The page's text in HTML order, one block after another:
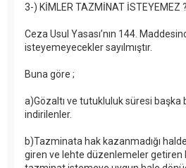
3-) KİMLER TAZMİNAT İSTEYEMEZ ?
Ceza Usul Yasası’nın 144.
isteyemeyecekler sayılmıştır.
Buna göre ;
a)Gözaltı ve tutukluluk süresi
indirilenler.
b)Tazminata hak kazanmadığı
giren ve lehte düzenlemeler getiren